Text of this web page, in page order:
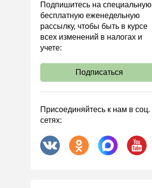
Охрана труда и аттестация
Охрана труда
Налоговое планирование
Финансовый контроль
Договоры
ООО
АО
Госзакупки
Подпишитесь на специальную
бесплатную еженедельную
рассылку, чтобы быть в курсе
всех изменений в налогах и
учете:
Подписаться
Присоединяйтесь к нам в соц.
сетях: